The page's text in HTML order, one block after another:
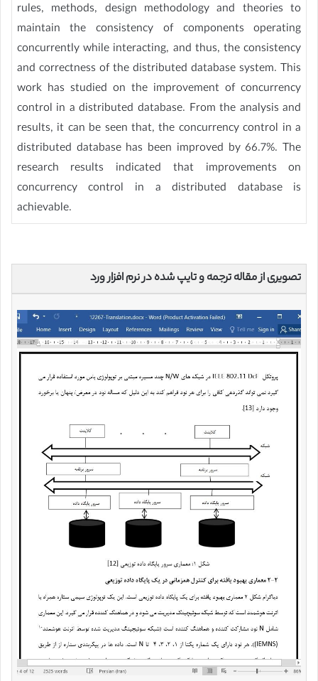
rules, methods, design methodology and theories to
maintain the consistency of components operating
concurrently while interacting, and thus, the consistency
and correctness of the distributed database system. This
work has studied on the improvement of concurrency
control in a distributed database. From the analysis and
results, it can be seen that, the concurrency control in a
distributed database has been improved by 66.7%. The
research results indicated that improvements on
concurrency control in a distributed database is
achievable.
تصویری از مقاله ترجمه و تایپ شده در نرم افزار ورد